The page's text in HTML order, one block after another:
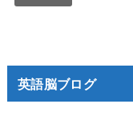
英語脳ブログ